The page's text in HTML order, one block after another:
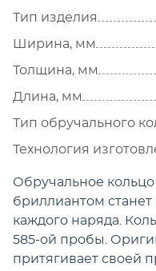
Тип изделия
Ширина, мм
Толщина, мм
Длина, мм
Тип обручального
Технология
Обручальное кольцо
бриллиантом
каждого наряда.
585-ой пробы.
притягивает своей